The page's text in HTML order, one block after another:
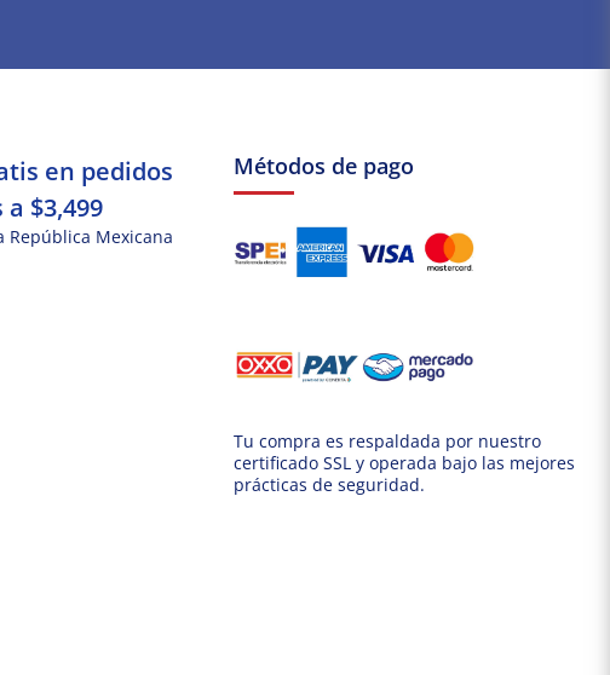
en pedidos
$3,499
República Mexicana
Métodos de pago
Tu compra es respaldada por nuestro
certificado SSL y operada bajo las mejores
prácticas de seguridad.